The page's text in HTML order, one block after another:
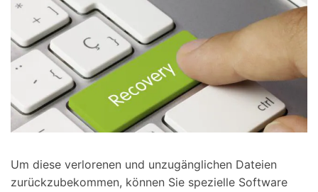
Um diese verlorenen und unzugänglichen Dateien
zurückzubekommen, können Sie spezielle Software